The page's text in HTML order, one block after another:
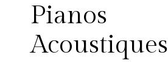
Pianos
Acoustiques